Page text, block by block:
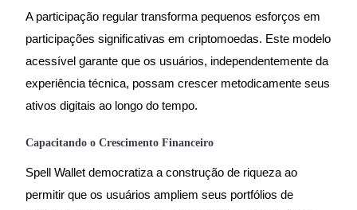
Launchpool
A participação regular transforma pequenos esforços em
participações significativas em criptomoedas. Este modelo
acessível garante que os usuários, independentemente da
experiência técnica, possam crescer metodicamente seus
ativos digitais ao longo do tempo.
Capacitando o Crescimento Financeiro
Spell Wallet democratiza a construção de riqueza ao
permitir que os usuários ampliem seus portfólios de